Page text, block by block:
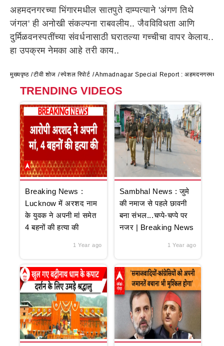
अहमदनगरच्या भिंगारमधील सातपुते दाम्पत्याने 'अंगण तिथे
जंगल' ही अनोखी संकल्पना राबवलीय.. जैवविविधता आणि
दुर्मिळवनस्पतींच्या संवर्धनासाठी घरातल्या गच्चीचा वापर केलाय..
हा उपक्रम नेमका आहे तरी काय..
मुख्यपृष्ठ टीवी शोज स्पेशल रिपोर्ट Ahmadnagar Special Report : अहमदनगरमधील
TRENDING VIDEOS
Breaking News :
Lucknow में अरशद नाम
के युवक ने अपनी मां समेत
4 बहनों की हत्या की
1 Year ago
Sambhal News : जुमे
की नमाज से पहले छावनी
बना संभल...चप्पे-चप्पे पर
नजर | Breaking News
1 Year ago